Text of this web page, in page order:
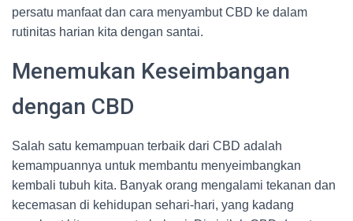
persatu manfaat dan cara menyambut CBD ke dalam
rutinitas harian kita dengan santai.
Menemukan Keseimbangan
dengan CBD
Salah satu kemampuan terbaik dari CBD adalah
kemampuannya untuk membantu menyeimbangkan
kembali tubuh kita. Banyak orang mengalami tekanan dan
kecemasan di kehidupan sehari-hari, yang kadang